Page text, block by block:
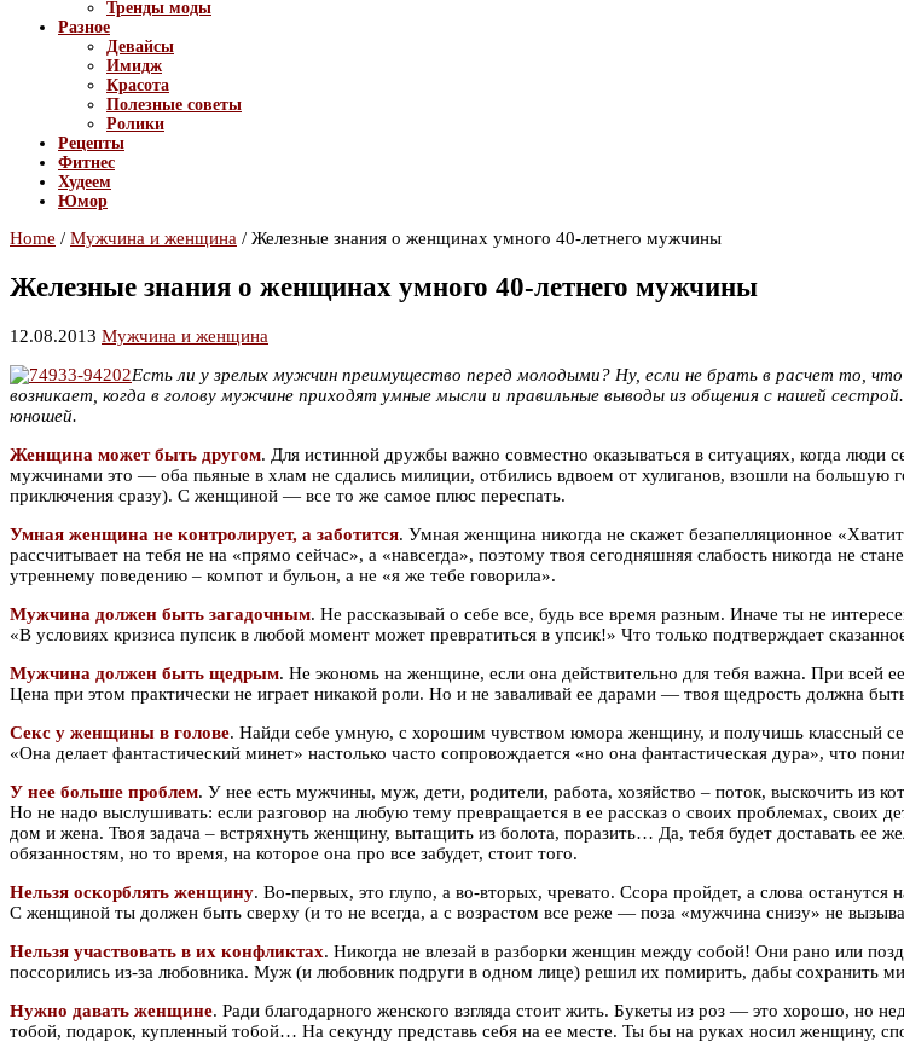
Тренды моды
Разное
Девайсы
Имидж
Красота
Полезные советы
Ролики
Рецепты
Фитнес
Худеем
Юмор
Home / Мужчина и женщина / Железные знания о женщинах умного 40-летнего мужчины
Железные знания о женщинах умного 40-летнего мужчины
12.08.2013 Мужчина и женщина
Есть ли у зрелых мужчин преимущество перед молодыми? Ну, если не брать в расчет то,
возникает, когда в голову мужчине приходят умные мысли и правильные выводы из общения с нашей
юношей.
Женщина может быть другом. Для истинной дружбы важно совместно оказываться в ситуациях, когда
мужчинами это — оба пьяные в хлам не сдались милиции, отбились вдвоем от хулиганов, взошли на большую
приключения сразу). С женщиной — все то же самое плюс переспать.
Умная женщина не контролирует, а заботится. Умная женщина никогда не скажет безапелляционное
рассчитывает на тебя не на «прямо сейчас», а «навсегда», поэтому твоя сегодняшняя слабость никогда не
утреннему поведению – компот и бульон, а не «я же тебе говорила».
Мужчина должен быть загадочным. Не рассказывай о себе все, будь все время разным. Иначе ты не
«В условиях кризиса пупсик в любой момент может превратиться в упсик!» Что только подтверждает
Мужчина должен быть щедрым. Не экономь на женщине, если она действительно для тебя важна. При всей
Цена при этом практически не играет никакой роли. Но и не заваливай ее дарами — твоя щедрость должна
Секс у женщины в голове. Найди себе умную, с хорошим чувством юмора женщину, и получишь классный
«Она делает фантастический минет» настолько часто сопровождается «но она фантастическая дура», что
У нее больше проблем. У нее есть мужчины, муж, дети, родители, работа, хозяйство – поток, выскочить из
Но не надо выслушивать: если разговор на любую тему превращается в ее рассказ о своих проблемах, своих
дом и жена. Твоя задача – встряхнуть женщину, вытащить из болота, поразить… Да, тебя будет доставать ее
обязанностям, но то время, на которое она про все забудет, стоит того.
Нельзя оскорблять женщину. Во-первых, это глупо, а во-вторых, чревато. Ссора пройдет, а слова
С женщиной ты должен быть сверху (и то не всегда, а с возрастом все реже — поза «мужчина снизу» не
Нельзя участвовать в их конфликтах. Никогда не влезай в разборки женщин между собой! Они рано или
поссорились из-за любовника. Муж (и любовник подруги в одном лице) решил их помирить, дабы сохранить
Нужно давать женщине. Ради благодарного женского взгляда стоит жить. Букеты из роз — это хорошо, но
тобой, подарок, купленный тобой… На секунду представь себя на ее месте. Ты бы на руках носил женщину,